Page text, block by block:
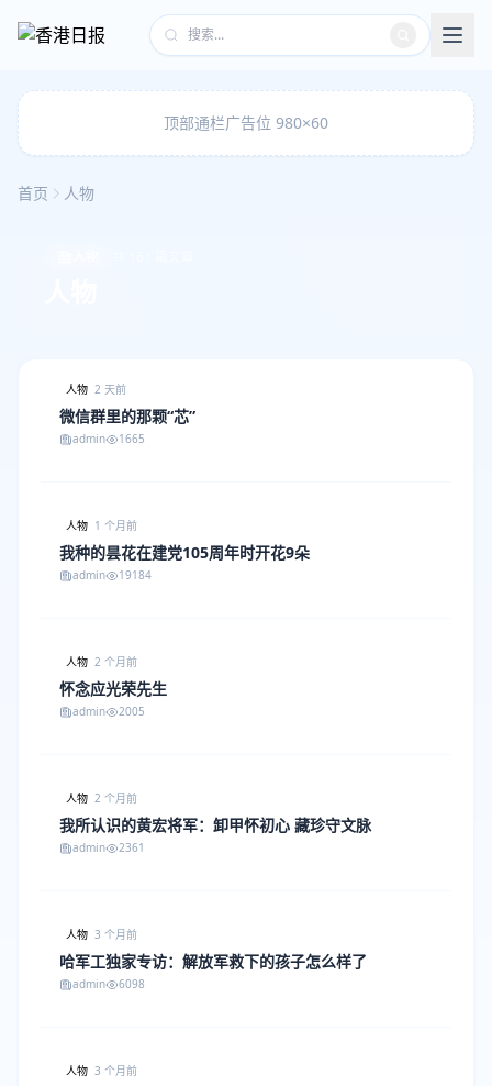
顶部通栏广告位 980×60
首页 人物
人物 2 天前
微信群里的那颗“芯”
admin 1665
人物 1 个月前
我种的昙花在建党105周年时开花9朵
admin 19184
人物 2 个月前
怀念应光荣先生
admin 2005
人物 2 个月前
我所认识的黄宏将军：卸甲怀初心 藏珍守文脉
admin 2361
人物 3 个月前
哈军工独家专访：解放军救下的孩子怎么样了
admin 6098
人物 3 个月前